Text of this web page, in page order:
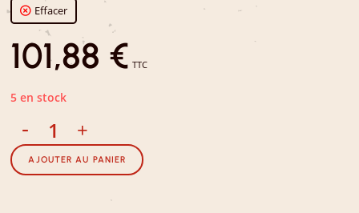
Effacer
101,88 € TTC
5 en stock
- +
AJOUTER AU PANIER